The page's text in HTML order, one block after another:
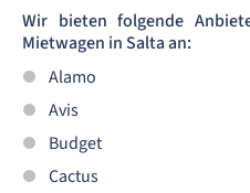
Wir bieten folgende
Mietwagen in Salta an:
Alamo
Avis
Budget
Cactus